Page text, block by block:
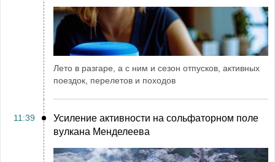
Лето в разгаре, а с ним и сезон отпусков, активных
поездок, перелетов и походов
11:39
Усиление активности на сольфаторном поле
вулкана Менделеева